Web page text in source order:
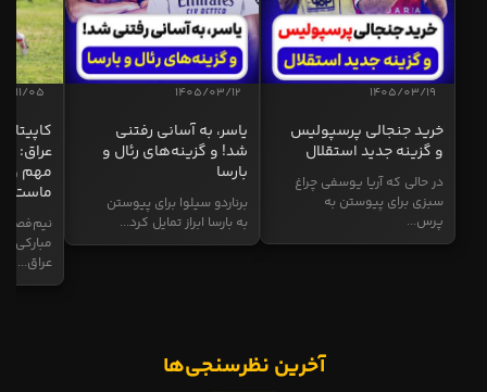
1405/03/19
خرید جنجالی پرسپولیس
و گزینه جدید استقلال
در حالی که آریا یوسفی چراغ
سبزی برای پیوستن به
پرس...
1405/03/12
یاسر، به آسانی رفتنی
شد! و گزینه‌های رئال و
بارسا
برناردو سیلوا برای پیوستن
به بارسا ابراز تمایل کرد...
11/05
عراق:
مهم و
ماست
نیم‌فصل
مبارکی
عراق...
آخرین نظرسنجی‌ها